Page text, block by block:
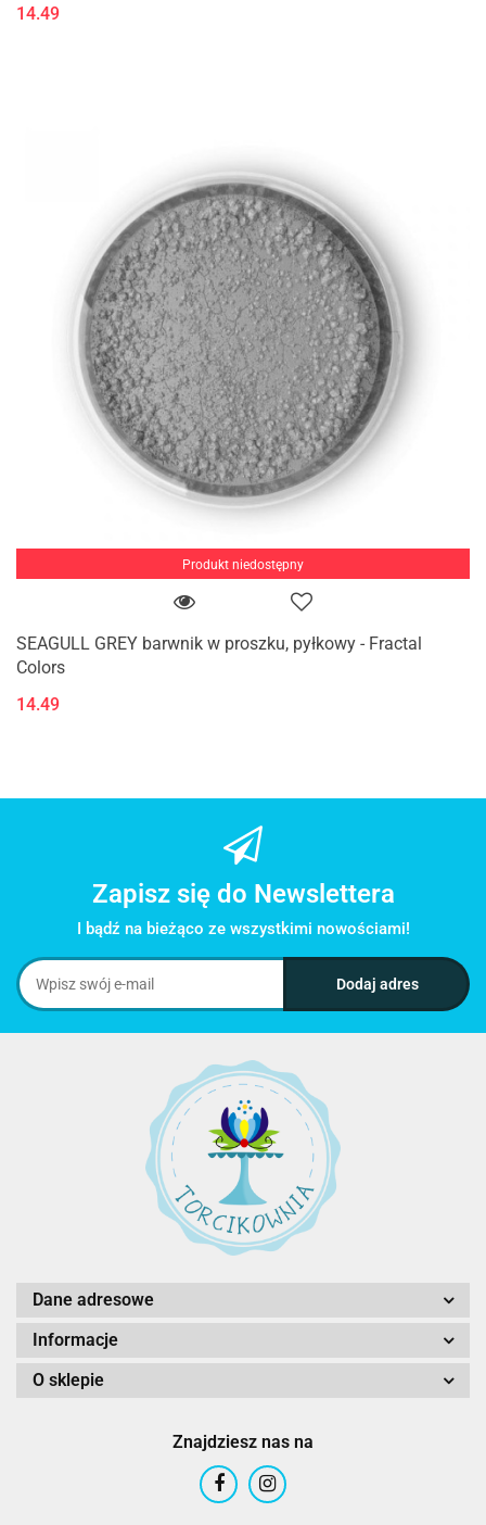
14.49
Produkt niedostępny
SEAGULL GREY barwnik w proszku, pyłkowy - Fractal
Colors
14.49
Zapisz się do Newslettera
I bądź na bieżąco ze wszystkimi nowościami!
Dane adresowe
Informacje
O sklepie
Znajdziesz nas na